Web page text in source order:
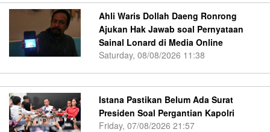
Ahli Waris Dollah Daeng Ronrong
Ajukan Hak Jawab soal Pernyataan
Sainal Lonard di Media Online
Saturday, 08/08/2026 11:38
Istana Pastikan Belum Ada Surat
Presiden Soal Pergantian Kapolri
Friday, 07/08/2026 21:57